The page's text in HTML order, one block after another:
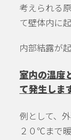
考えられる
て壁体内に
内部結露が
室内の温度
て発生しま
例として、
２０℃まで